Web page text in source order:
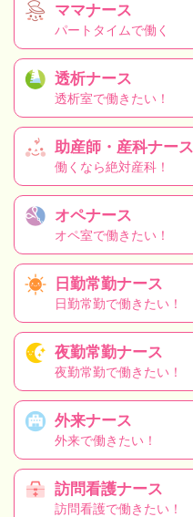
ママナース
パートタイムで働く
透析ナース
透析室で働きたい！
助産師・産科ナース
働くなら絶対産科！
オペナース
オペ室で働きたい！
日勤常勤ナース
日勤常勤で働きたい！
夜勤常勤ナース
夜勤常勤で働きたい！
外来ナース
外来で働きたい！
訪問看護ナース
訪問看護で働きたい！